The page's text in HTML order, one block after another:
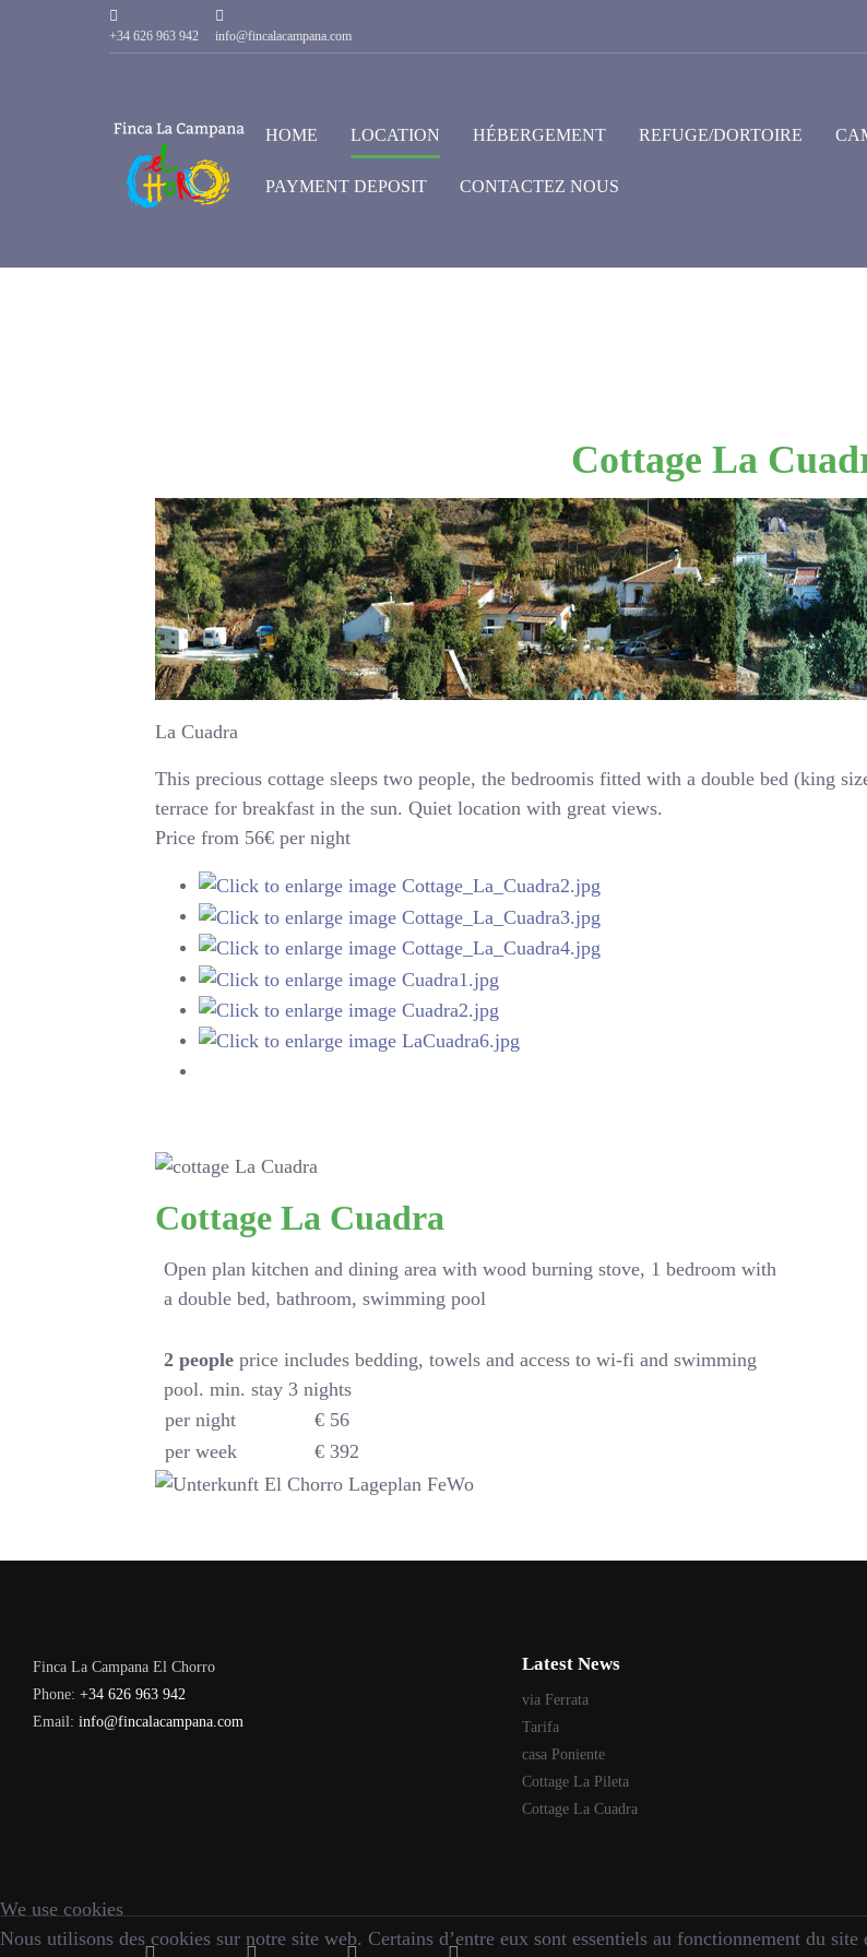
+34 626 963 942 info@fincalacampana.com
HOME LOCATION HÉBERGEMENT REFUGE/DORTOIRE
PAYMENT DEPOSIT CONTACTEZ NOUS
Cottage La
La Cuadra
This precious cottage sleeps two people, the bedroomis fitted with a double bed (king
terrace for breakfast in the sun. Quiet location with great views.
Price from 56€ per night
Cottage La Cuadra
Open plan kitchen and dining area with wood burning stove, 1 bedroom with
a double bed, bathroom, swimming pool
2peopleprice includes bedding, towels and access to wi-fi and swimming
pool. min. stay 3 nights
per night
€ 56
per week
€ 392
Finca La Campana El Chorro
Phone: +34 626 963 942
Email: info@fincalacampana.com
Latest News
via Ferrata
Tarifa
casa Poniente
Cottage La Pileta
Cottage La Cuadra
We use cookies
Nous utilisons des cookies sur notre site web. Certains d’entre eux sont essentiels au fonctionnement du